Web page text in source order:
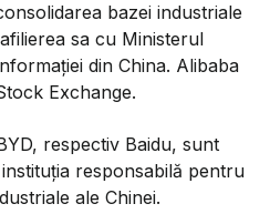
bazei industriale
sa cu Ministerul
din China. Alibaba
Exchange.
respectiv Baidu, sunt
responsabilă pentru
ale Chinei.